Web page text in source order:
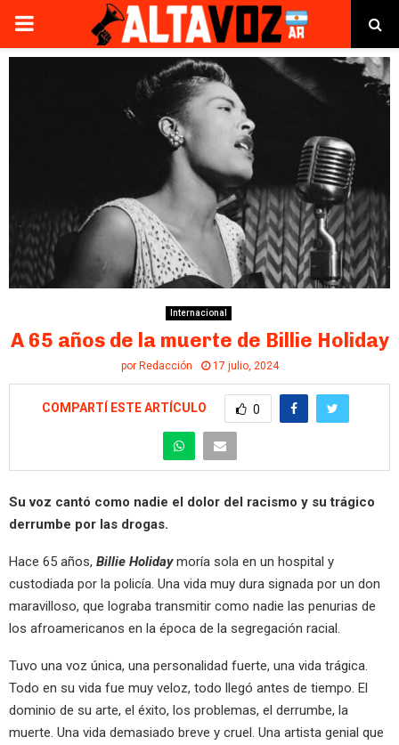
PRIMARY
Internacional
A 65 años de la muerte de Billie Holiday
por Redacción 17 julio, 2024
COMPARTÍ ESTE ARTÍCULO 0
Su voz cantó como nadie el dolor del racismo y su trágico
derrumbe por las drogas.
Hace 65 años, Billie Holidaymoría sola en un hospital y
custodiada por la policía. Una vida muy dura signada por un don
maravilloso, que lograba transmitir como nadie las penurias de
los afroamericanos en la época de la segregación racial.
Tuvo una voz única, una personalidad fuerte, una vida trágica.
Todo en su vida fue muy veloz, todo llegó antes de tiempo. El
dominio de su arte, el éxito, los problemas, el derrumbe, la
muerte. Una vida demasiado breve y cruel. Una artista genial que